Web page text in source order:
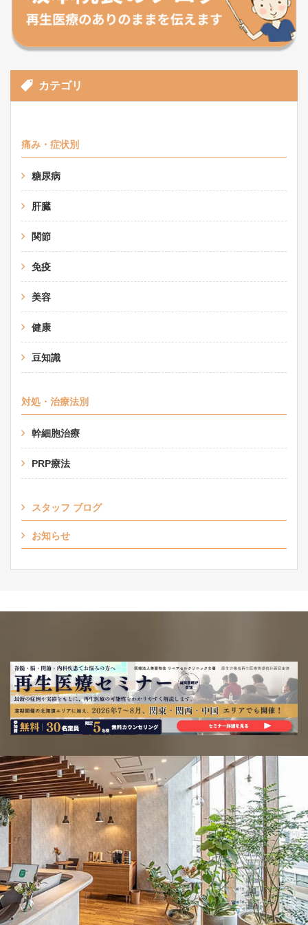
カテゴリ
痛み・症状別
糖尿病
肝臓
関節
免疫
美容
健康
豆知識
対処・治療法別
幹細胞治療
PRP療法
スタッフ ブログ
お知らせ